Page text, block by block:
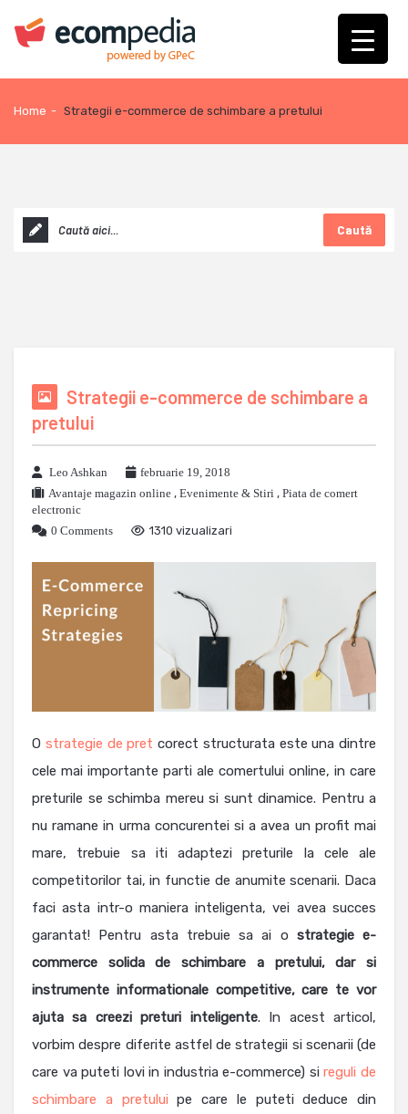
Home - Strategii e-commerce de schimbare a pretului
Caută
Strategii e-commerce de schimbare a
pretului
Leo Ashkan
februarie 19, 2018
Avantaje magazin online , Evenimente & Stiri , Piata de comert
electronic
0 Comments
1310 vizualizari
O strategie de pret corect structurata este una dintre
cele mai importante parti ale comertului online, in care
preturile se schimba mereu si sunt dinamice. Pentru a
nu ramane in urma concurentei si a avea un profit mai
mare, trebuie sa iti adaptezi preturile la cele ale
competitorilor tai, in functie de anumite scenarii. Daca
faci asta intr-o maniera inteligenta, vei avea succes
garantat! Pentru asta trebuie sa ai o strategie e-
commerce solida de schimbare a pretului, dar si
instrumente informationale competitive, care te vor
ajuta sa creezi preturi inteligente. In acest articol,
vorbim despre diferite astfel de strategii si scenarii (de
care va puteti lovi in industria e-commerce) sireguli de
schimbare a pretului pe care le puteti deduce din